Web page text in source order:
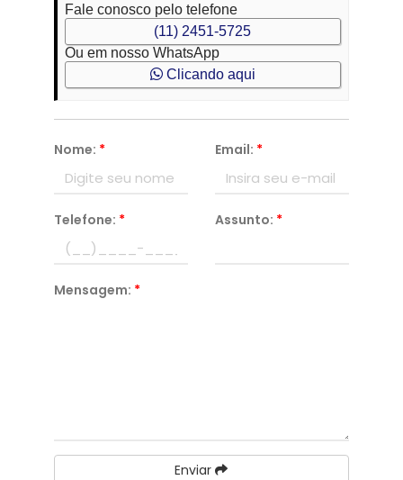
Fale conosco pelo telefone
(11) 2451-5725
Ou em nosso WhatsApp
Clicando aqui
Nome: * Email: *
Telefone: * Assunto: *
Mensagem: *
Enviar